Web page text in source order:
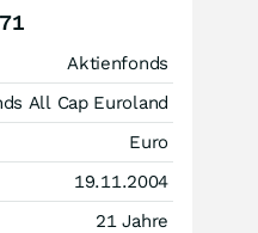
Aktienfonds
All Cap Euroland
Euro
19.11.2004
21 Jahre